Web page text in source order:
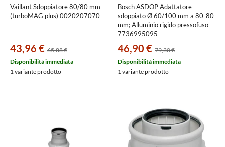
Vaillant Sdoppiatore 80/80 mm
(turboMAG plus) 0020207070
43,96 € 65,88 €
Disponibilità immediata
1 variante prodotto
Bosch ASDOP Adattatore
sdoppiato Ø 60/100 mm a 80-80
mm; Alluminio rigido pressofuso
7736995095
46,90 € 79,30 €
Disponibilità immediata
1 variante prodotto